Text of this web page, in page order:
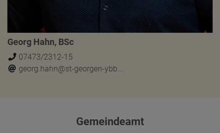
Georg Hahn, BSc
07473/2312-15
georg.hahn@st-georgen-ybb...
Gemeindeamt